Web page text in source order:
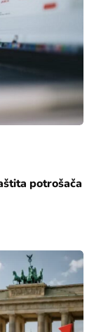
potrošača